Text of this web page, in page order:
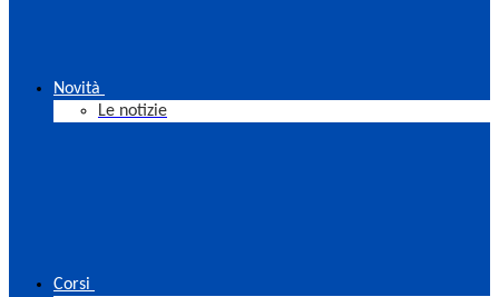
Novità
Le notizie
Corsi